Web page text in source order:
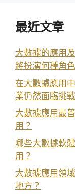
最近文章
大數據的應用
將扮演何種角
在大數據應用
業仍然面臨挑
大數據應用最
用？
哪些大數據軟
用？
大數據應用領
地方？